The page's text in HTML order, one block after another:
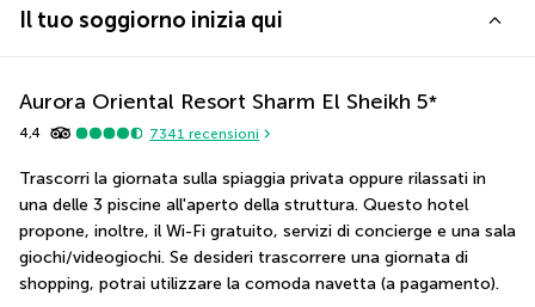
Il tuo soggiorno inizia qui
Aurora Oriental Resort Sharm El Sheikh 5*
4,4 7341 recensioni
Trascorri la giornata sulla spiaggia privata oppure rilassati in
una delle 3 piscine all'aperto della struttura. Questo hotel
propone, inoltre, il Wi-Fi gratuito, servizi di concierge e una sala
giochi/videogiochi. Se desideri trascorrere una giornata di
shopping, potrai utilizzare la comoda navetta (a pagamento).